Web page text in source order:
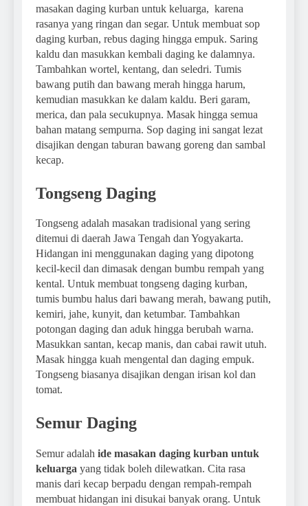
masakan daging kurban untuk keluarga, karena
rasanya yang ringan dan segar. Untuk membuat sop
daging kurban, rebus daging hingga empuk. Saring
kaldu dan masukkan kembali daging ke dalamnya.
Tambahkan wortel, kentang, dan seledri. Tumis
bawang putih dan bawang merah hingga harum,
kemudian masukkan ke dalam kaldu. Beri garam,
merica, dan pala secukupnya. Masak hingga semua
bahan matang sempurna. Sop daging ini sangat lezat
disajikan dengan taburan bawang goreng dan sambal
kecap.
Tongseng Daging
Tongseng adalah masakan tradisional yang sering
ditemui di daerah Jawa Tengah dan Yogyakarta.
Hidangan ini menggunakan daging yang dipotong
kecil-kecil dan dimasak dengan bumbu rempah yang
kental. Untuk membuat tongseng daging kurban,
tumis bumbu halus dari bawang merah, bawang putih,
kemiri, jahe, kunyit, dan ketumbar. Tambahkan
potongan daging dan aduk hingga berubah warna.
Masukkan santan, kecap manis, dan cabai rawit utuh.
Masak hingga kuah mengental dan daging empuk.
Tongseng biasanya disajikan dengan irisan kol dan
tomat.
Semur Daging
Semur adalah ide masakan daging kurban untuk
keluarga yang tidak boleh dilewatkan. Cita rasa
manis dari kecap berpadu dengan rempah-rempah
membuat hidangan ini disukai banyak orang. Untuk